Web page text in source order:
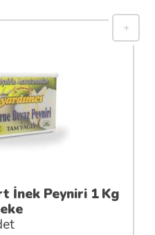
İnek Peyniri 1 Kg